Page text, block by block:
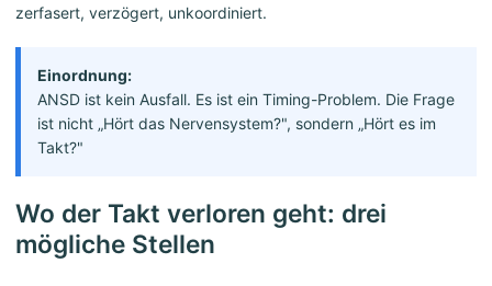
zerfasert, verzögert, unkoordiniert.
Einordnung:
ANSD ist kein Ausfall. Es ist ein Timing-Problem. Die Frage
ist nicht „Hört das Nervensystem?", sondern „Hört es im
Takt?"
Wo der Takt verloren geht: drei
mögliche Stellen